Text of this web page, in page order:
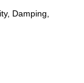
Damping,